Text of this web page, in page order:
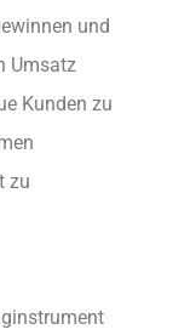
und
Umsatz
Kunden zu
zu